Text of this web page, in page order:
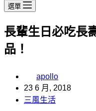
選單
長輩生日必吃長
品！
apollo
23 6 月, 2018
三風生活